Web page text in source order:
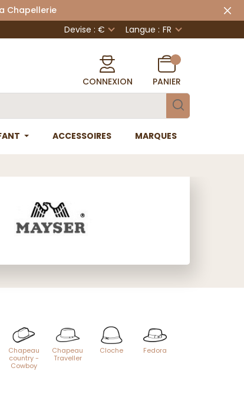
Devise : € Langue : FR
CONNEXION PANIER
ACCESSOIRES MARQUES
Chapeau
country -
Cowboy
Chapeau
Traveller
Cloche Fedora